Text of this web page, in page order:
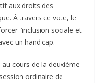
aux droits des
À travers ce vote, le
l’inclusion sociale et
un handicap.
cours de la deuxième
ordinaire de